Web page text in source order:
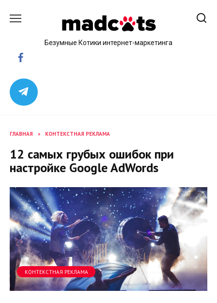
Безумные Котики интернет-маркетинга
ГЛАВНАЯ » КОНТЕКСТНАЯ РЕКЛАМА
12 самых грубых ошибок при
настройке Google AdWords
КОНТЕКСТНАЯ РЕКЛАМА